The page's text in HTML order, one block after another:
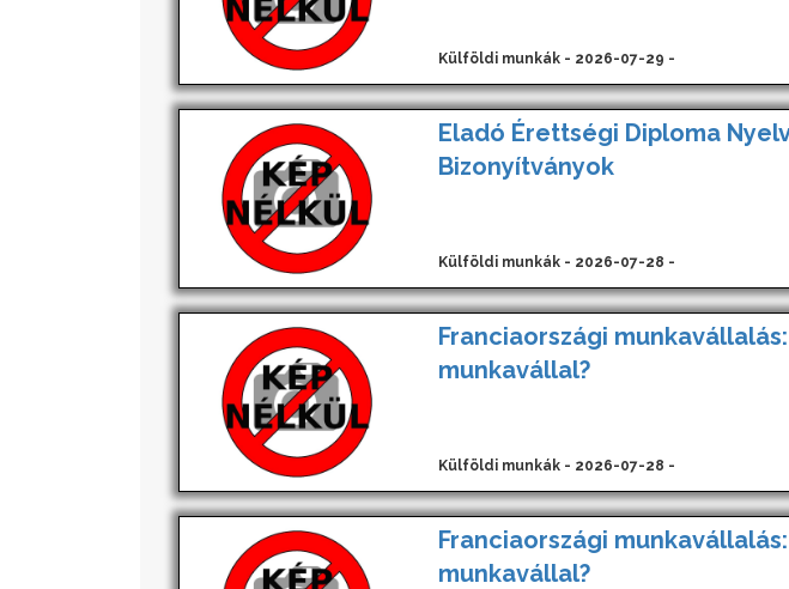
Külföldi munkák - 2026-07-29 -
Eladó Érettségi Diploma
Bizonyítványok
Külföldi munkák - 2026-07-28 -
Franciaországi
munkavállal?
Külföldi munkák - 2026-07-28 -
Franciaországi
munkavállal?